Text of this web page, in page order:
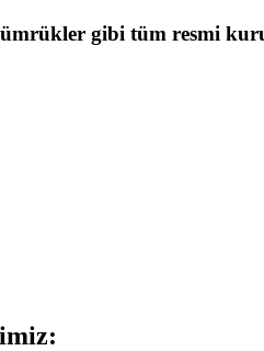
gibi tüm resmi